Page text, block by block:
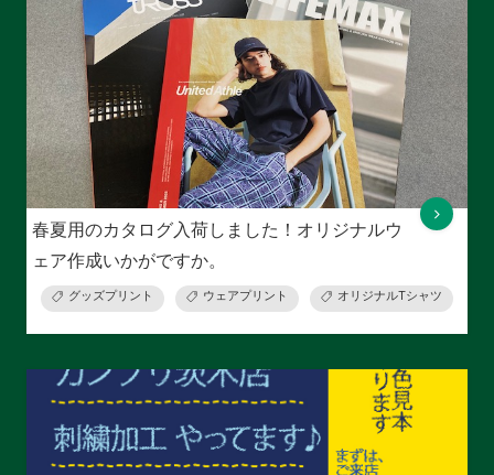
春夏用のカタログ入荷しました！オリジナルウ
ェア作成いかがですか。
グッズプリント ウェアプリント オリジナルTシャツ